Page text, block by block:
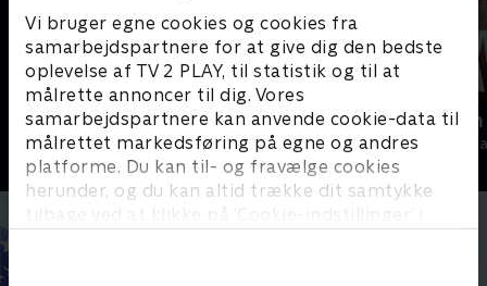
Vi bruger egne cookies og cookies fra
samarbejdspartnere for at give dig den bedste
oplevelse af TV 2 PLAY, til statistik og til at
målrette annoncer til dig. Vores
samarbejdspartnere kan anvende cookie-data til
målrettet markedsføring på egne og andres
platforme. Du kan til- og fravælge cookies
herunder, og du kan altid trække dit samtykke
tilbage ved at klikke på ’Cookie-indstillinger’ i
Tirsdagsanalysen
Nyheder & Magasiner
Skyggesiden
Nyheder &